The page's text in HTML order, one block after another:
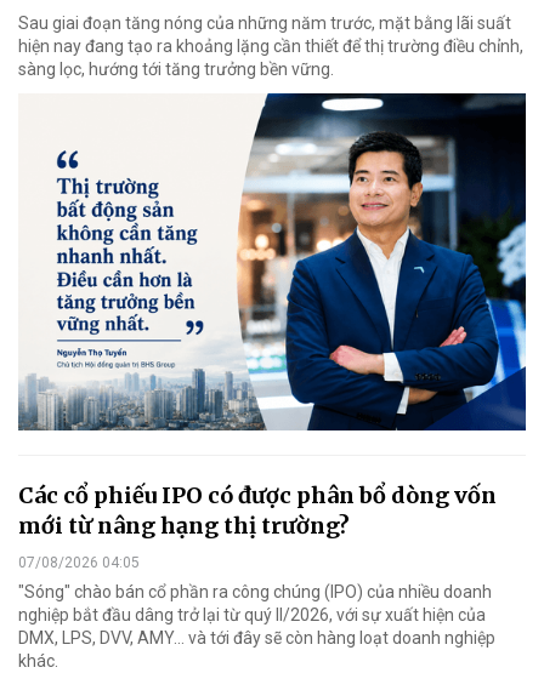
Sau giai đoạn tăng nóng của những năm trước, mặt bằng lãi suất
hiện nay đang tạo ra khoảng lặng cần thiết để thị trường điều chỉnh,
sàng lọc, hướng tới tăng trưởng bền vững.
Các cổ phiếu IPO có được phân bổ dòng vốn
mới từ nâng hạng thị trường?
07/08/2026 04:05
"Sóng" chào bán cổ phần ra công chúng (IPO) của nhiều doanh
nghiệp bắt đầu dâng trở lại từ quý II/2026, với sự xuất hiện của
DMX, LPS, DVV, AMY... và tới đây sẽ còn hàng loạt doanh nghiệp
khác.